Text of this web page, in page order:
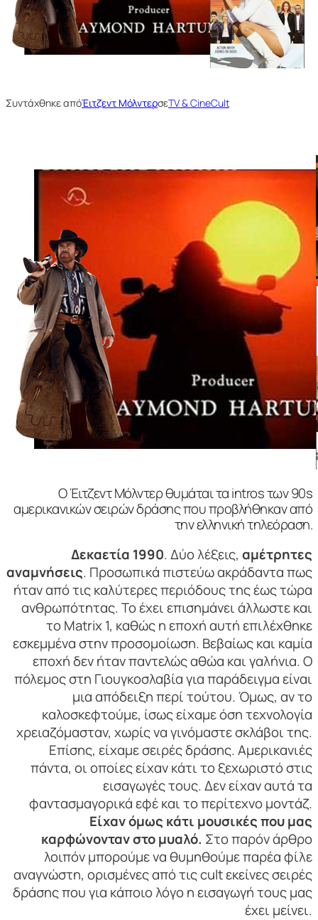
Συντάχθηκε απόΈιτζεντ ΜόλντερσεTV & CineCult
Ο Έιτζεντ Μόλντερ θυμάται τα intros των 90s
αμερικανικών σειρών δράσης που προβλήθηκαν από
την ελληνική τηλεόραση.
Δεκαετία 1990. Δύο λέξεις, αμέτρητες
αναμνήσεις. Προσωπικά πιστεύω ακράδαντα πως
ήταν από τις καλύτερες περιόδους της έως τώρα
ανθρωπότητας. Το έχει επισημάνει άλλωστε και
το Matrix 1, καθώς η εποχή αυτή επιλέχθηκε
εσκεμμένα στην προσομοίωση. Βεβαίως και καμία
εποχή δεν ήταν παντελώς αθώα και γαλήνια. Ο
πόλεμος στη Γιουγκοσλαβία για παράδειγμα είναι
μια απόδειξη περί τούτου. Όμως, αν το
καλοσκεφτούμε, ίσως είχαμε όση τεχνολογία
χρειαζόμασταν, χωρίς να γινόμαστε σκλάβοι της.
Επίσης, είχαμε σειρές δράσης. Aμερικανιές
πάντα, οι οποίες είχαν κάτι το ξεχωριστό στις
εισαγωγές τους. Δεν είχαν αυτά τα
φαντασμαγορικά εφέ και το περίτεχνο μοντάζ.
Είχαν όμως κάτι μουσικές που μας
καρφώνονταν στο μυαλό. Στο παρόν άρθρο
λοιπόν μπορούμε να θυμηθούμε παρέα φίλε
αναγνώστη, ορισμένες από τις cult εκείνες σειρές
δράσης που για κάποιο λόγο η εισαγωγή τους μας
έχει μείνει.